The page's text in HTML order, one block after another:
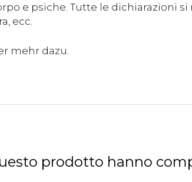
e psiche. Tutte le dichiarazioni
ecc.
prodotto hanno